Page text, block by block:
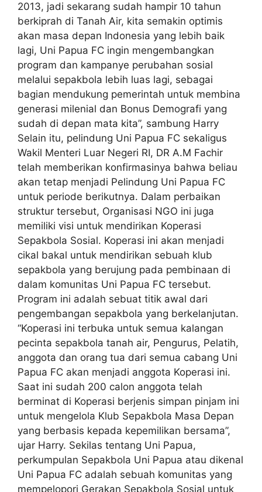
2013, jadi sekarang sudah hampir 10 tahun
berkiprah di Tanah Air, kita semakin optimis
akan masa depan Indonesia yang lebih baik
lagi, Uni Papua FC ingin mengembangkan
program dan kampanye perubahan sosial
melalui sepakbola lebih luas lagi, sebagai
bagian mendukung pemerintah untuk membina
generasi milenial dan Bonus Demografi yang
sudah di depan mata kita”, sambung Harry
Selain itu, pelindung Uni Papua FC sekaligus
Wakil Menteri Luar Negeri RI, DR A.M Fachir
telah memberikan konfirmasinya bahwa beliau
akan tetap menjadi Pelindung Uni Papua FC
untuk periode berikutnya. Dalam perbaikan
struktur tersebut, Organisasi NGO ini juga
memiliki visi untuk mendirikan Koperasi
Sepakbola Sosial. Koperasi ini akan menjadi
cikal bakal untuk mendirikan sebuah klub
sepakbola yang berujung pada pembinaan di
dalam komunitas Uni Papua FC tersebut.
Program ini adalah sebuat titik awal dari
pengembangan sepakbola yang berkelanjutan.
“Koperasi ini terbuka untuk semua kalangan
pecinta sepakbola tanah air, Pengurus, Pelatih,
anggota dan orang tua dari semua cabang Uni
Papua FC akan menjadi anggota Koperasi ini.
Saat ini sudah 200 calon anggota telah
berminat di Koperasi berjenis simpan pinjam ini
untuk mengelola Klub Sepakbola Masa Depan
yang berbasis kepada kepemilikan bersama”,
ujar Harry. Sekilas tentang Uni Papua,
perkumpulan Sepakbola Uni Papua atau dikenal
Uni Papua FC adalah sebuah komunitas yang
mempelopori Gerakan Sepakbola Sosial untuk